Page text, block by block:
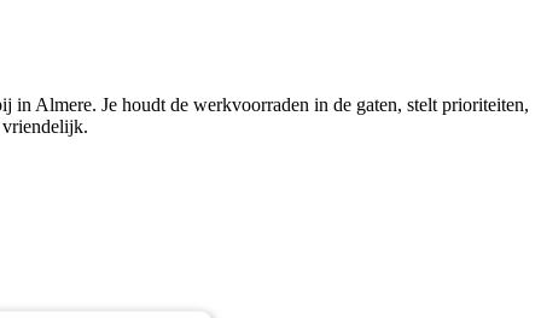
in Almere. Je houdt de werkvoorraden in de gaten, stelt prioriteiten,
vriendelijk.